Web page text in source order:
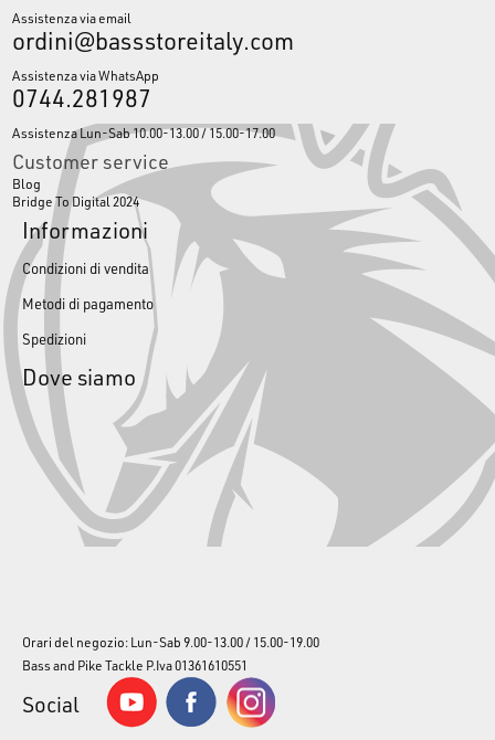
Assistenza via email
ordini@bassstoreitaly.com
Assistenza via WhatsApp
0744.281987
Assistenza Lun-Sab 10.00-13.00 / 15.00-17.00
Customer service
Blog
Bridge To Digital 2024
Informazioni
Condizioni di vendita
Metodi di pagamento
Spedizioni
Dove siamo
Orari del negozio: Lun-Sab 9.00-13.00 / 15.00-19.00
Bass and Pike Tackle P.Iva 01361610551
Social